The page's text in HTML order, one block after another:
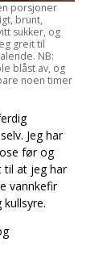
porsjoner
brunt,
sukker, og
greit til
NB:
blåst av, og
noen timer
Jeg har
før og
til at jeg har
vannkefir